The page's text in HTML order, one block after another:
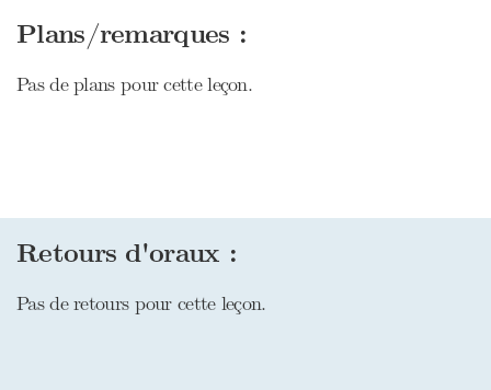
Plans/remarques :
Pas de plans pour cette leçon.
Retours d'oraux :
Pas de retours pour cette leçon.